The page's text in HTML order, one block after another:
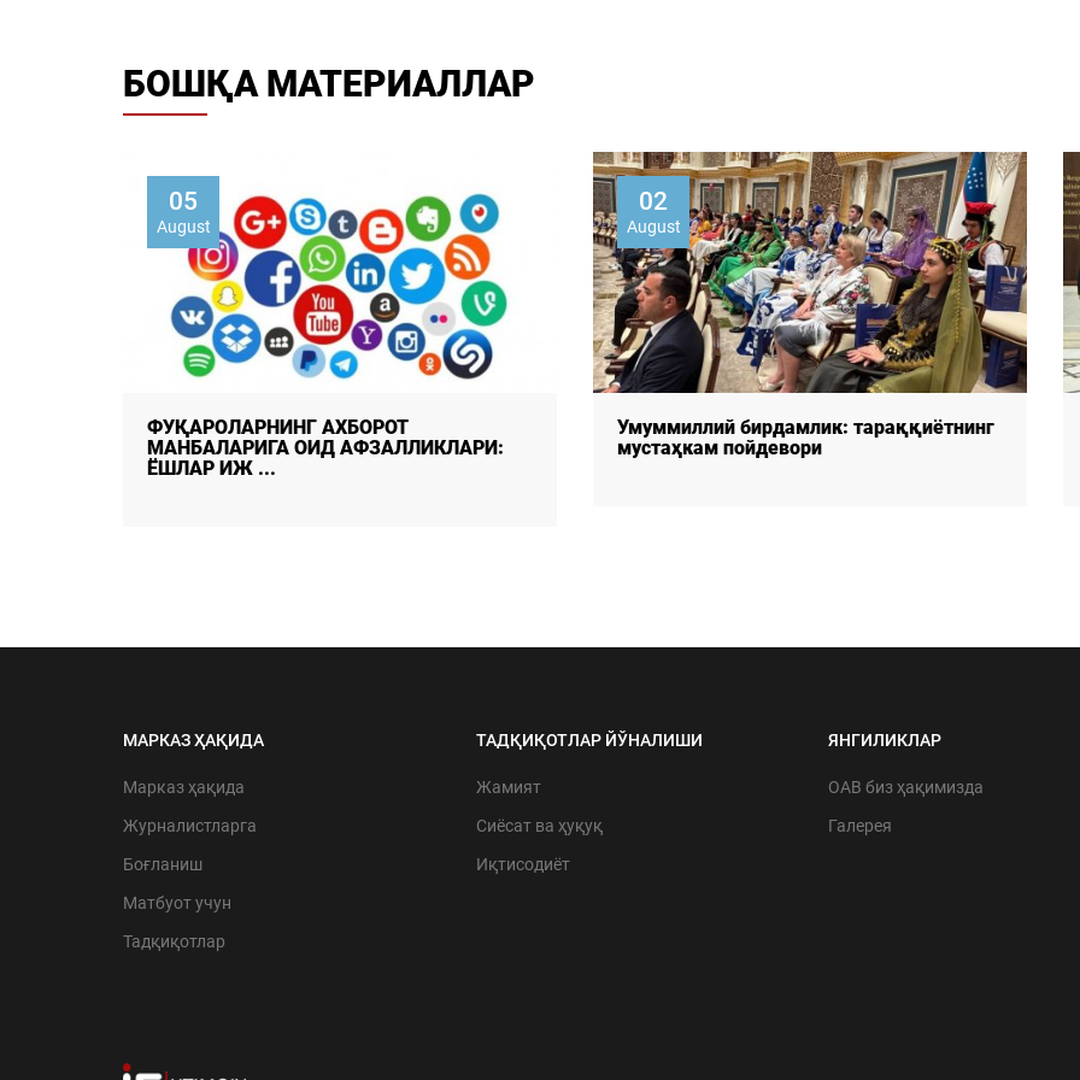
БОШҚА МАТЕРИАЛЛАР
02
August
Умуммиллий бирдамлик: тараққиётнинг
мустаҳкам пойдевори
30
July
"ИЖТИМОИЙ ФИКР" РЖФЎМ ХАЛҚАРО
КОНФЕРЕНЦИЯ ИШИДА ИШТИРОК ЭТДИ
МАРКАЗ ҲАҚИДА
Марказ ҳақида
Журналистларга
Боғланиш
Матбуот учун
Тадқиқотлар
ТАДҚИҚОТЛАР ЙЎНАЛИШИ
Жамият
Сиёсат ва ҳуқуқ
Иқтисодиёт
ЯНГИЛИКЛАР
ОАВ биз ҳақимизда
Галерея